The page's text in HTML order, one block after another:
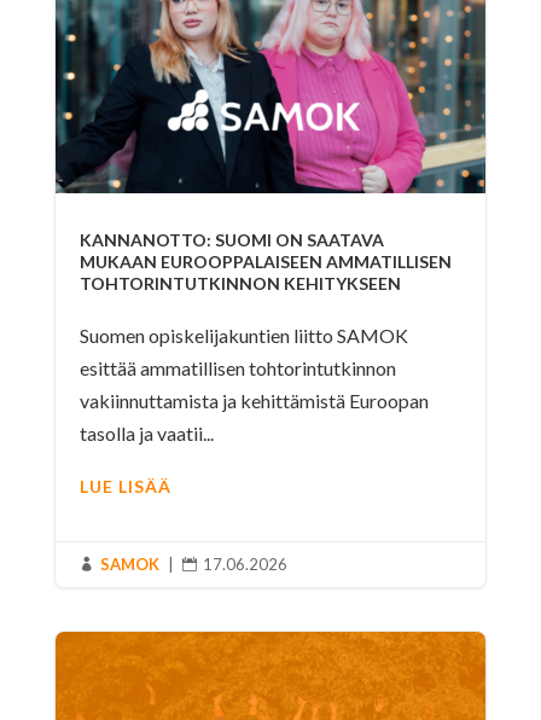
KANNANOTTO: SUOMI ON SAATAVA
MUKAAN EUROOPPALAISEEN AMMATILLISEN
TOHTORINTUTKINNON KEHITYKSEEN
Suomen opiskelijakuntien liitto SAMOK
esittää ammatillisen tohtorintutkinnon
vakiinnuttamista ja kehittämistä Euroopan
tasolla ja vaatii...
LUE LISÄÄ
 SAMOK  17.06.2026